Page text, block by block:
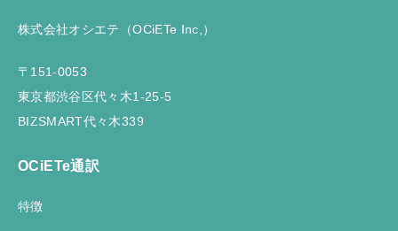
株式会社オシエテ（OCiETe Inc,）
〒151-0053
東京都渋谷区代々木1-25-5
BIZSMART代々木339
OCiETe通訳
特徴